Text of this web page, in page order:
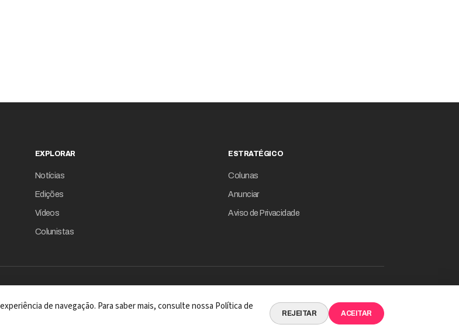
EXPLORAR
Notícias
Edições
Vídeos
Colunistas
ESTRATÉGICO
Colunas
Anunciar
Aviso de Privacidade
A REVISTA COM INTELIGÊNCIA DE DADOS EM SUA ESSÊNCIA
de navegação. Para saber mais, consulte nossa Política de
REJEITAR ACEITAR